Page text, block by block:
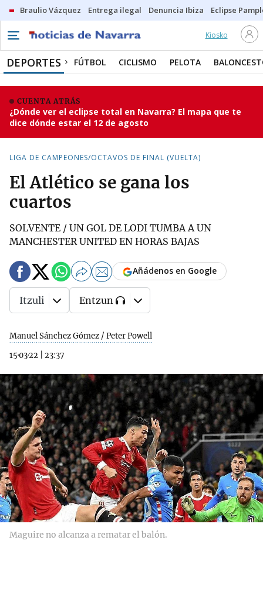
Braulio Vázquez Entrega ilegal Denuncia Ibiza Eclipse
Kiosko
DEPORTES FÚTBOL CICLISMO PELOTA
CUENTA ATRÁS
¿Dónde ver el eclipse total en Navarra? El mapa que te
dice dónde estar el 12 de agosto
LIGA DE CAMPEONES/OCTAVOS DE FINAL (VUELTA)
El Atlético se gana los
cuartos
SOLVENTE / UN GOL DE LODI TUMBA A UN
MANCHESTER UNITED EN HORAS BAJAS
Manuel Sánchez Gómez / Peter Powell
15·03·22
23:37
Añádenos en Google
Itzuli Entzun
Maguire no alcanza a rematar el balón.